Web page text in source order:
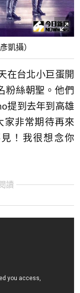
凱攝）
在台北小巨蛋開
粉絲朝聖。他們
提到去年到高雄
家非常期待再來
！我很想念你
讀